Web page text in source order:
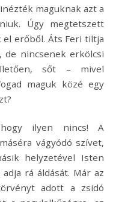
maguknak azt a
Úgy megtetszett
erőből. Áts Feri tiltja
de nincsenek erkölcsi
sőt – mivel
maguk közé egy
ilyen nincs! A
vágyódó szívet,
helyzetével Isten
rá áldását. Már az
adott a zsidó